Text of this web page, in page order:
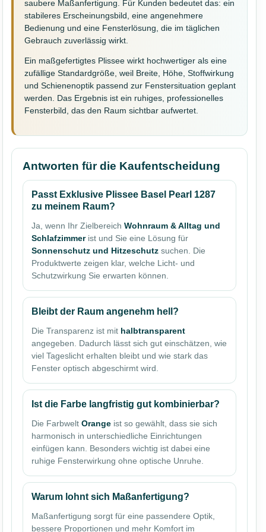
saubere Maßanfertigung. Für Kunden bedeutet das: ein
stabileres Erscheinungsbild, eine angenehmere
Bedienung und eine Fensterlösung, die im täglichen
Gebrauch zuverlässig wirkt.
Ein maßgefertigtes Plissee wirkt hochwertiger als eine
zufällige Standardgröße, weil Breite, Höhe, Stoffwirkung
und Schienenoptik passend zur Fenstersituation geplant
werden. Das Ergebnis ist ein ruhiges, professionelles
Fensterbild, das den Raum sichtbar aufwertet.
Antworten für die Kaufentscheidung
Passt Exklusive Plissee Basel Pearl 1287
zu meinem Raum?
Ja, wenn Ihr Zielbereich Wohnraum & Alltag und
Schlafzimmerist und Sie eine Lösung für
Sonnenschutz und Hitzeschutz suchen. Die
Produktwerte zeigen klar, welche Licht- und
Schutzwirkung Sie erwarten können.
Bleibt der Raum angenehm hell?
Die Transparenz ist mit halbtransparent
angegeben. Dadurch lässt sich gut einschätzen, wie
viel Tageslicht erhalten bleibt und wie stark das
Fenster optisch abgeschirmt wird.
Ist die Farbe langfristig gut kombinierbar?
Die Farbwelt Orange ist so gewählt, dass sie sich
harmonisch in unterschiedliche Einrichtungen
einfügen kann. Besonders wichtig ist dabei eine
ruhige Fensterwirkung ohne optische Unruhe.
Warum lohnt sich Maßanfertigung?
Maßanfertigung sorgt für eine passendere Optik,
bessere Proportionen und mehr Komfort im